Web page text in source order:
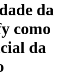
da
como
da